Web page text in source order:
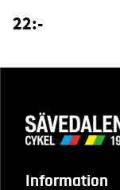
22:-
Information